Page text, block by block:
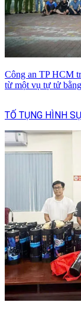
Công an TP HCM
từ một vụ tự tử
TỐ TỤNG HÌNH